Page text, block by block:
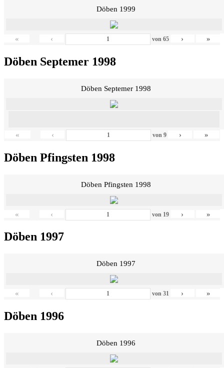
Döben 1999
« ‹ von 65 › »
Döben Septemer 1998
Döben Septemer 1998
« ‹ von9 › »
Döben Pfingsten 1998
Döben Pfingsten 1998
« ‹ von 19 › »
Döben 1997
Döben 1997
« ‹ von 31 › »
Döben 1996
Döben 1996